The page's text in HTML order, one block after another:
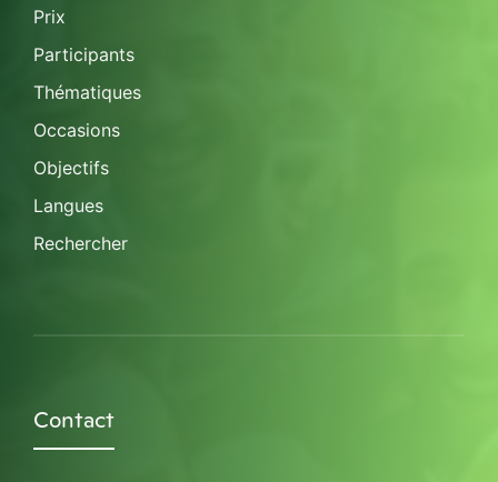
Prix
Participants
Thématiques
Occasions
Objectifs
Langues
Rechercher
Contact